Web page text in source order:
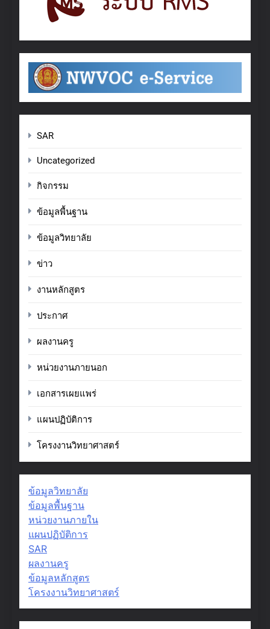
SAR
Uncategorized
กิจกรรม
ข้อมูลพื้นฐาน
ข้อมูลวิทยาลัย
ข่าว
งานหลักสูตร
ประกาศ
ผลงานครู
หน่วยงานภายนอก
เอกสารเผยแพร่
แผนปฏิบัติการ
โครงงานวิทยาศาสตร์
ข้อมูลวิทยาลัย
ข้อมูลพื้นฐาน
หน่วยงานภายใน
แผนปฏิบัติการ
SAR
ผลงานครู
ข้อมูลหลักสูตร
โครงงานวิทยาศาสตร์